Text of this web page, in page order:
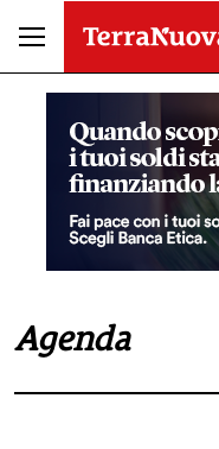
Agenda